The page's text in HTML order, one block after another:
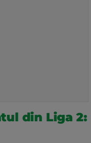
din Liga 2: